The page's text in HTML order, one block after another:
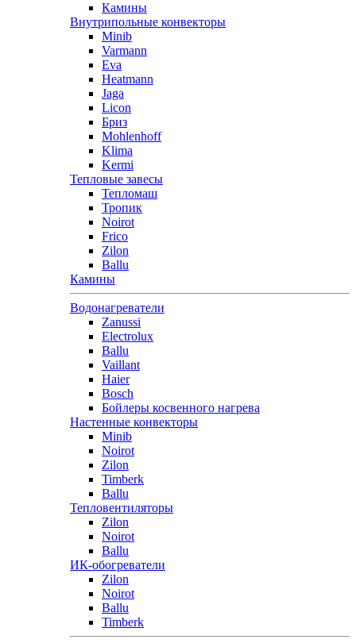
Камины
Внутрипольные конвекторы
Minib
Varmann
Eva
Heatmann
Jaga
Licon
Бриз
Mohlenhoff
Klima
Kermi
Тепловые завесы
Тепломаш
Тропик
Noirot
Frico
Zilon
Ballu
Камины
Водонагреватели
Zanussi
Electrolux
Ballu
Vaillant
Haier
Bosch
Бойлеры косвенного нагрева
Настенные конвекторы
Minib
Noirot
Zilon
Timberk
Ballu
Тепловентиляторы
Zilon
Noirot
Ballu
ИК-обогреватели
Zilon
Noirot
Ballu
Timberk